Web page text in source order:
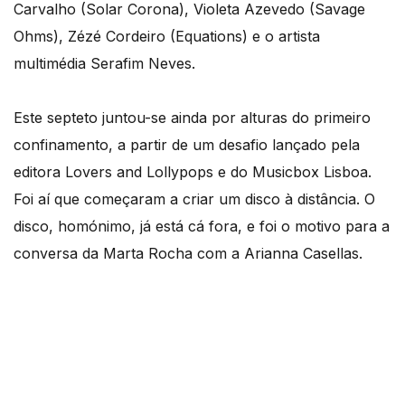
Carvalho (Solar Corona), Violeta Azevedo (Savage
Ohms), Zézé Cordeiro (Equations) e o artista
multimédia Serafim Neves.
Este septeto juntou-se ainda por alturas do primeiro
confinamento, a partir de um desafio lançado pela
editora Lovers and Lollypops e do Musicbox Lisboa.
Foi aí que começaram a criar um disco à distância. O
disco, homónimo, já está cá fora, e foi o motivo para a
conversa da Marta Rocha com a Arianna Casellas.